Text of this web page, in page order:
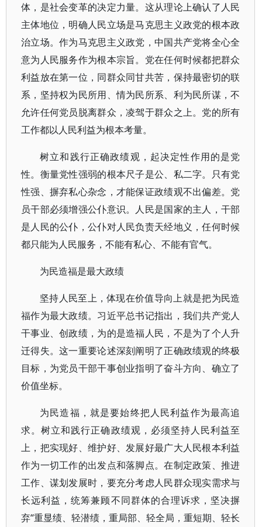
体，是社会变革的决定力量。这从理论上确认了人民
主体地位，明确人民立场是马克思主义政党的根本政
治立场。作为马克思主义政党，中国共产党将全心全
意为人民服务作为根本宗旨。党在任何时候都把群众
利益放在第一位，同群众同甘共苦，保持最密切的联
系，坚持权为民所用、情为民所系、利为民所谋，不
允许任何党员脱离群众，凌驾于群众之上。党的所有
工作都以人民利益为根本考量。
树立和践行正确政绩观，起决定性作用的是党
性。衡量党性强弱的根本尺子是公、私二字。只有党
性强、摒弃私心杂念，才能保证政绩观不出偏差。党
员干部必须增强公仆意识。人民是国家的主人，干部
是人民的公仆，公仆对人民负责天经地义，任何时候
都只能为人民服务，不能有私心、不能有官气。
为民造福是最大政绩
坚持人民至上，体现在价值导向上就是把为民造
福作为最大政绩。习近平总书记指出，我们共产党人
干事业、创政绩，为的是造福人民，不是为了个人升
迁得失。这一重要论述深刻阐明了正确政绩观的终极
目标，为党员干部干事创业指明了奋斗方向、确立了
价值坐标。
为民造福，就是要始终把人民利益作为最高追
求。树立和践行正确政绩观，必须坚持人民利益至
上，把实现好、维护好、发展好最广大人民根本利益
作为一切工作的出发点和落脚点。在制定政策、推进
工作、谋划发展时，要充分考虑人民群众现实需求与
长远利益，统筹兼顾不同群体的合理诉求，坚决摒
弃“重显绩、轻潜绩，重局部、轻全局，重短期、轻长